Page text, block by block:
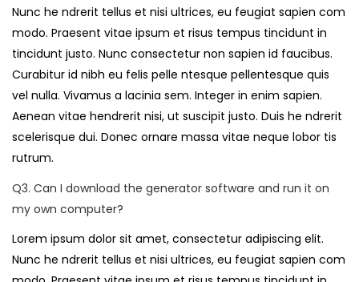
Nunc he ndrerit tellus et nisi ultrices, eu feugiat sapien com
modo. Praesent vitae ipsum et risus tempus tincidunt in
tincidunt justo. Nunc consectetur non sapien id faucibus.
Curabitur id nibh eu felis pelle ntesque pellentesque quis
vel nulla. Vivamus a lacinia sem. Integer in enim sapien.
Aenean vitae hendrerit nisi, ut suscipit justo. Duis he ndrerit
scelerisque dui. Donec ornare massa vitae neque lobor tis
rutrum.
Q3. Can I download the generator software and run it on
my own computer?
Lorem ipsum dolor sit amet, consectetur adipiscing elit.
Nunc he ndrerit tellus et nisi ultrices, eu feugiat sapien com